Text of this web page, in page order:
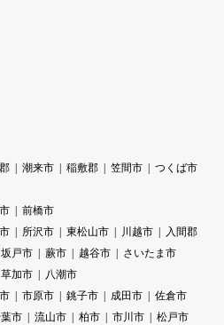
潮来市 稲敷郡 笠間市
つくば市
前橋市
所沢市 東松山市 川越市
入間郡
坂戸市 蕨市 越谷市
さいたま市
草加市
八潮市
市原市 銚子市 成田市
佐倉市
市 流山市 柏市 市川市
松戸市